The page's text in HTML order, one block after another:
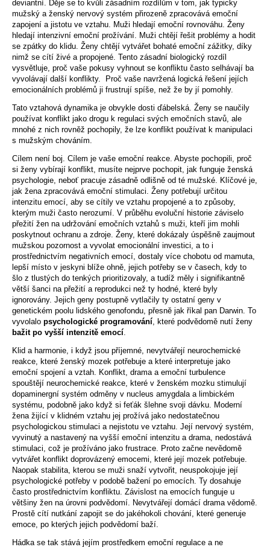
deviantní. Děje se to kvůli zásadním rozdílům v tom, jak typicky
mužský a ženský nervový systém přirozeně zpracovává emoční
zapojení a jistotu ve vztahu. Muži hledají emoční rovnováhu. Ženy
hledají intenzivní emoční prožívání. Muži chtějí řešit problémy a hodit
se zpátky do klidu. Ženy chtějí vytvářet bohaté emoční zážitky, díky
nimž se cítí živé a propojené. Tento zásadní biologický rozdíl
vysvětluje, proč vaše pokusy vyhnout se konfliktu často selhávají ba
vyvolávají další konflikty. Proč vaše navržená logická řešení jejích
emocionálních problémů ji frustrují spíše, než že by jí pomohly.
Tato vztahová dynamika je obvykle dosti ďábelská. Ženy se naučily
používat konflikt jako drogu k regulaci svých emočních stavů, ale
mnohé z nich rovněž pochopily, že lze konflikt používat k manipulaci
s mužským chováním.
Cílem není boj. Cílem je vaše emoční reakce. Abyste pochopili, proč
si ženy vybírají konflikt, musíte nejprve pochopit, jak funguje ženská
psychologie, neboť pracuje zásadně odlišně od té mužské. Klíčové je,
jak žena zpracovává emoční stimulaci. Ženy potřebují určitou
intenzitu emocí, aby se cítily ve vztahu propojené a to způsoby,
kterým muži často nerozumí. V průběhu evoluční historie záviselo
přežití žen na udržování emočních vztahů s muži, kteří jim mohli
poskytnout ochranu a zdroje. Ženy, které dokázaly úspěšně zaujmout
mužskou pozornost a vyvolat emocionální investici, a to i
prostřednictvím negativních emocí, dostaly více chobotu od mamuta,
lepší místo v jeskyni blíže ohně, jejich potřeby se v časech, kdy to
šlo z tlustých do tenkých prioritizovaly, a tudíž měly i signifikantně
větší šanci na přežití a reprodukci než ty hodné, které byly
ignorovány. Jejich geny postupně vytlačily ty ostatní geny v
genetickém poolu lidského genofondu, přesně jak říkal pan Darwin. To
vyvolalo psychologické programování , které podvědomě nutí ženy
bažit po vyšší intenzitě emocí
Klid a harmonie, i když jsou příjemné, nevytvářejí neurochemické
reakce, které ženský mozek potřebuje a které interpretuje jako
emoční spojení a vztah. Konflikt, drama a emoční turbulence
spouštějí neurochemické reakce, které v ženském mozku stimulují
dopaminergní systém odměny v nucleus amygdala a limbickém
systému, podobně jako když si feťák šlehne svoji dávku. Moderní
žena žijící v klidném vztahu jej prožívá jako nedostatečnou
psychologickou stimulaci a nejistotu ve vztahu. Její nervový systém,
vyvinutý a nastavený na vyšší emoční intenzitu a drama, nedostává
stimulaci, což je prožíváno jako frustrace. Proto začne nevědomě
vytvářet konflikt doprovázený emocemi, které její mozek potřebuje.
Naopak stabilita, kterou se muži snaží vytvořit, neuspokojuje její
psychologické potřeby v podobě bažení po emocích. Ty dosahuje
často prostřednictvím konfliktu. Závislost na emocích funguje u
většiny žen na úrovni podvědomí. Nevytvářejí domácí drama vědomě.
Prostě cítí nutkání zapojit se do jakéhokoli chování, které generuje
emoce, po kterých jejich podvědomí baží.
Hádka se tak stává jejím prostředkem emoční regulace a ne